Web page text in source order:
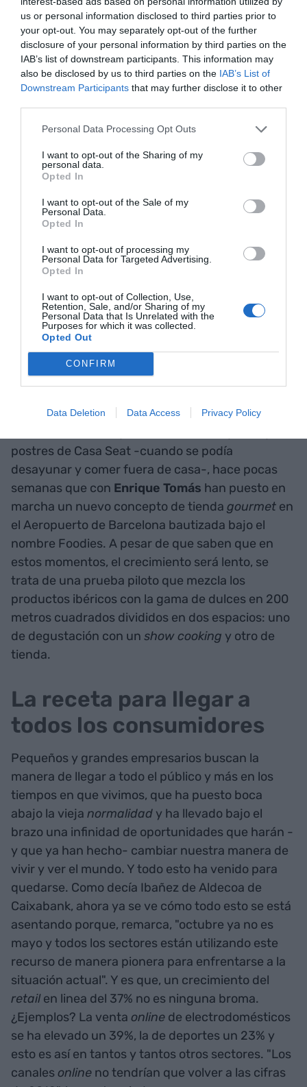
us or personal information disclosed to third parties prior to
your opt-out. You may separately opt-out of the further
disclosure of your personal information by third parties on the
IAB’s list of downstream participants. This information may
also be disclosed by us to third parties on the IAB’s List of
Downstream Participants that may further disclose it to other
Personal Data Processing Opt Outs
I want to opt-out of the Sharing of my
personal data.
Opted In
I want to opt-out of the Sale of my
Personal Data.
Opted In
I want to opt-out of processing my
Personal Data for Targeted Advertising.
Opted In
I want to opt-out of Collection, Use,
Retention, Sale, and/or Sharing of my
Personal Data that Is Unrelated with the
Purposes for which it was collected.
Opted Out
CONFIRM
Data Deletion Data Access Privacy Policy
entonces. La respuesta llegó a finales de marzo
con temandobesos.com con el objetivo de "hacer
llegar besos a quién tú quisieras en 24 horas en
toda España y también fuera". Hoy en día, todavía
triunfa su producto icónico que había nacido con
el estreno deTodosobre mí madredePedro
bourbon con interior de gelée de pasión, crujiente
de avellanas y cremoso de chocolate blanco y pan
de pellizco blanco. De aquí pasaron a hacer
podía ver, por ejemplo, un vídeo de cómo hacen
los cruasanes en Escribà, cosa que les ha servido
para adaptarse a esta Navidad tan extraña que
está por venir haciendo postales de Navidad "que
te las comes, mientras que la felicitación te queda
guardada en el móvil".
Y, mientras tanto, la experiencia física también
continúa manteniendo su protagonismo. Después
de estrenarse en el espacio Ametller de la calle
abasto de todo el mundo y junto a otros grandes
postres de Casa Seat -cuando se podía
desayunar y comer fuera de casa-, hace pocas
semanas que con Enrique Tomás han puesto en
marcha un nuevo concepto de tienda gourmet en
el Aeropuerto de Barcelona bautizada bajo el
nombre Foodies. A pesar de que saben que en
estos momentos, el crecimiento será lento, se
trata de una prueba piloto que mezcla los
productos ibéricos con la gama de dulces en 200
metros cuadrados divididos en dos espacios: uno
de degustación con un show cooking y otro de
tienda.
La receta para llegar a
todos los consumidores
Pequeños y grandes empresarios buscan la
manera de llegar a todo el público y más en los
tiempos en que vivimos, que ha puesto boca
abajo la vieja normalidad y ha llevado bajo el
brazo una infinidad de oportunidades que harán -
y que ya han hecho- cambiar nuestra manera de
vivir y ver el mundo. Y todo esto ha venido para
quedarse. Como decía Ibañez de Aldecoa de
Caixabank, ahora ya se ve cómo todo esto se está
asentando porque, remarca, "octubre ya no es
mayo y todos los sectores están utilizando este
recurso de manera pionera para enfrentarse a la
situación actual". Y es que, un crecimiento del
retail en linea del 37% no es ninguna broma.
¿Ejemplos? La venta online de electrodomésticos
se ha elevado un 39%, la de deportes un 23% y
esto es así en tantos y tantos otros sectores. "Los
canalesonline no tendrían que volver a las cifras